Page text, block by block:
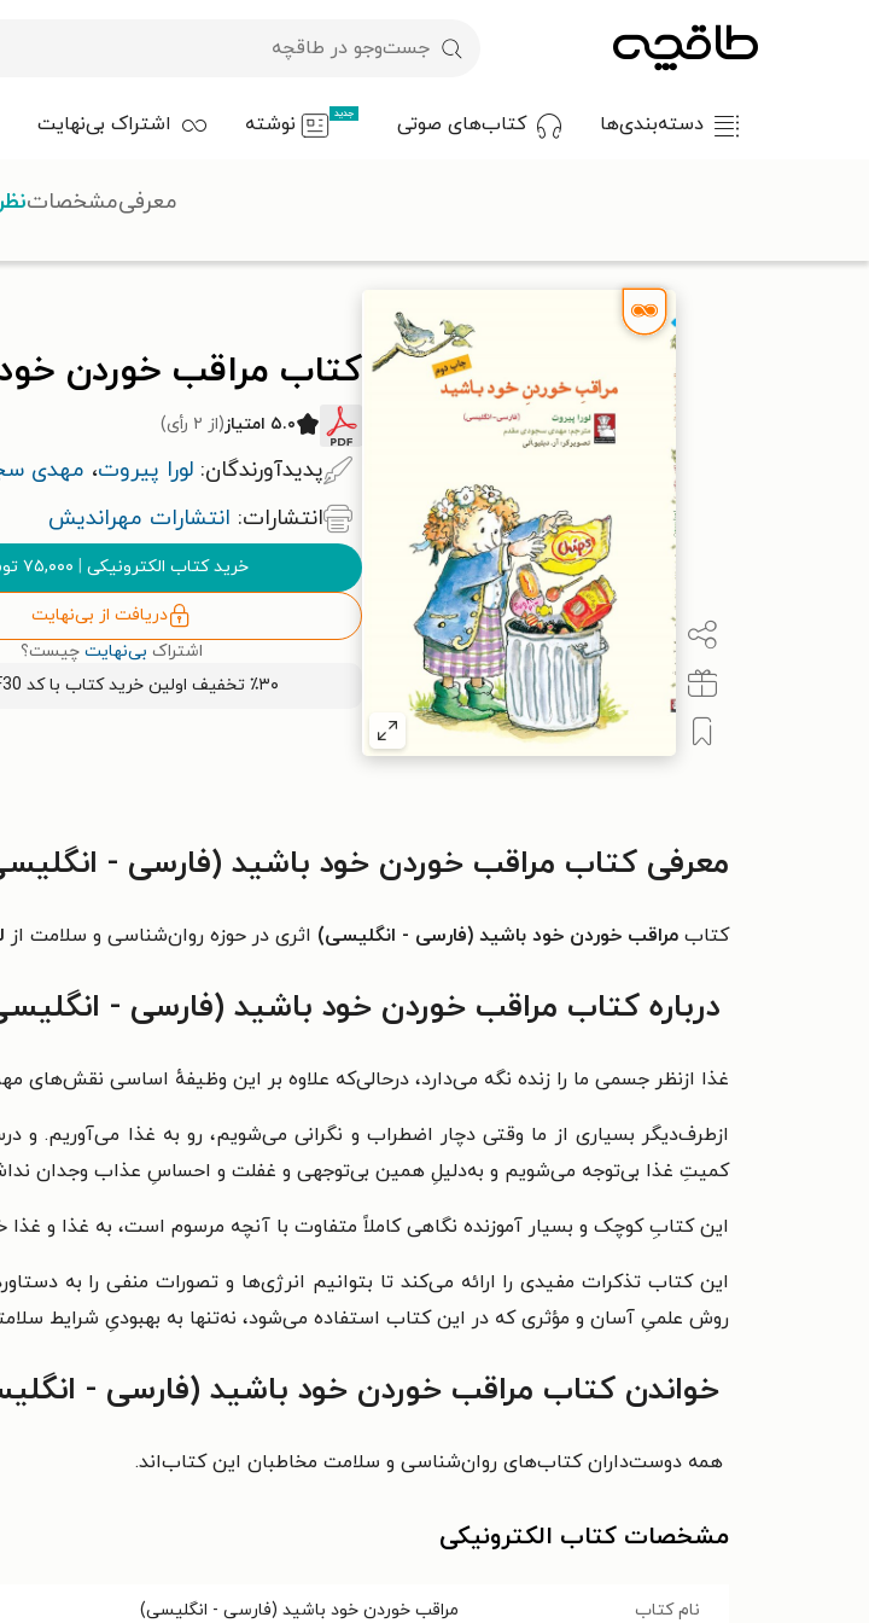
دسته‌بندی‌ها کتاب‌های صوتی جدید نوشته اشتراک بی‌نهایت
کتاب مراقب خوردن
۵.۰ امتیاز (از ۲ رأی)
پدیدآورندگان: لورا پیروت، مهدی
انتشارات: انتشارات مهراندیش
خرید کتاب الکترونیکی ۷۵,۰۰۰
دریافت از بی‌نهایت
اشتراک بی‌نهایت چیست؟
٪۳۰ تخفیف اولین خرید کتاب با کد
معرفیمشخصات
معرفی کتاب مراقب خوردن خود باشید (فارسی -
کتاب مراقب خوردن خود باشید (فارسی - انگلیسی) اثری در حوزه روان‌شناسی و سلامت از
درباره کتاب مراقب خوردن خود باشید (فارسی -
غذا ازنظر جسمی ما را زنده نگه می‌دارد، درحالی‌که علاوه بر این وظیفهٔ اساسی نقش‌های
ازطرف‌دیگر بسیاری از ما وقتی دچار اضطراب و نگرانی می‌شویم، رو به غذا
کمیتِ غذا بی‌توجه می‌شویم و به دلیلِ همین بی‌توجهی و غفلت و احساسِ عذاب وجدان
این کتابِ کوچک و بسیار آموزنده نگاهی کاملاً متفاوت با آنچه مرسوم است، به غذا و
این کتاب تذکرات مفیدی را ارائه می‌کند تا بتوانیم انرژی‌ها و تصورات منفی را به
روش علمیِ آسان و مؤثری که در این کتاب استفاده می‌شود، نه‌تنها به بهبودیِ شرایط
خواندن کتاب مراقب خوردن خود باشید (فارسی -
همه دوست‌داران کتاب‌های روان‌شناسی و سلامت مخاطبان این کتاب‌اند.
مشخصات کتاب الکترونیکی
نام کتاب مراقب خوردن خود باشید (فارسی - انگلیسی)